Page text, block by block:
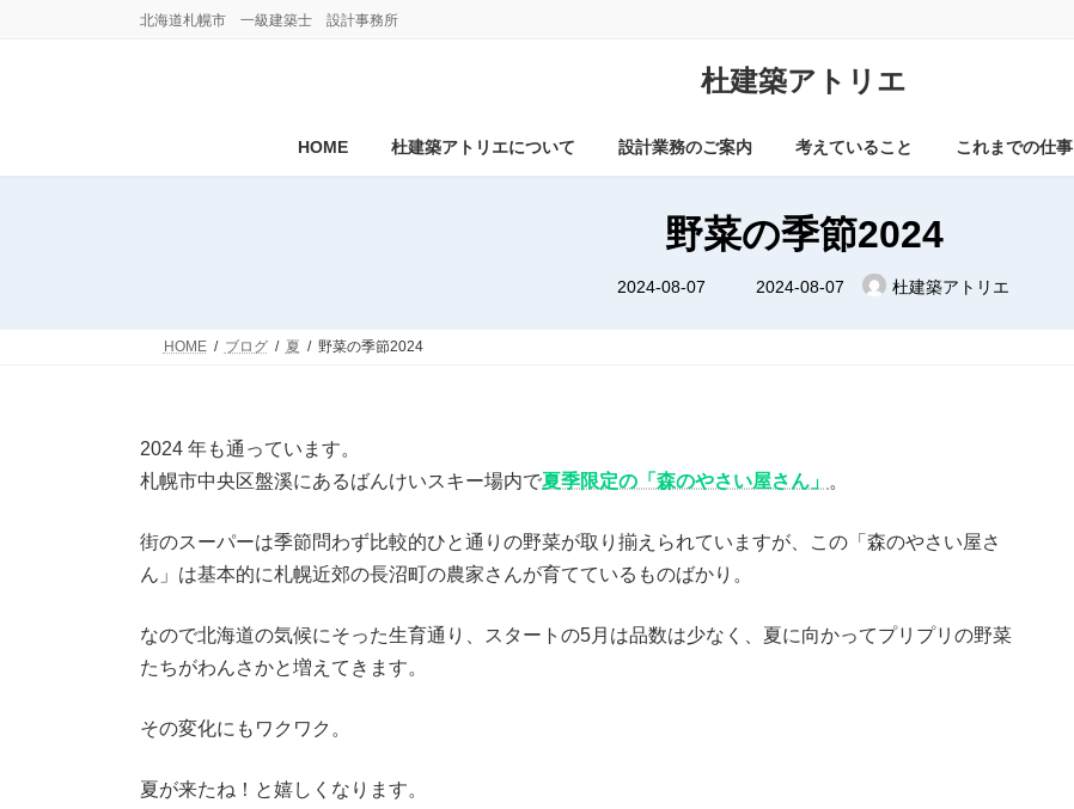
北海道札幌市 一級建築士 設計事務所
杜建築アトリエ
HOME 杜建築アトリエについて 設計業務のご案内 考えていること これまでの仕事
野菜の季節2024
2024-08-07
最
終
2024-08-07 杜建築アトリエ
HOME ブログ 夏 野菜の季節2024
2024 年も通っています。
札幌市中央区盤溪にあるばんけいスキー場内で夏季限定の「森のやさい屋さん」 。
街のスーパーは季節問わず比較的ひと通りの野菜が取り揃えられていますが、この「森のやさい屋さ
ん」は基本的に札幌近郊の長沼町の農家さんが育てているものばかり。
なので北海道の気候にそった生育通り、スタートの5月は品数は少なく、夏に向かってプリプリの野菜
たちがわんさかと増えてきます。
その変化にもワクワク。
夏が来たね！と嬉しくなります。